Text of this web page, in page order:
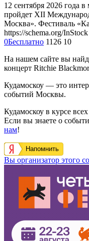
12 сентября 2026 года
пройдет XII
Москва». Фестиваль
https://schema.org/InStock
0Бесплатно 1126 10
На нашем сайте вы
концерт Ritchie
Кудамоскоу — это
событий Москвы.
Кудамоскоу в курсе
Если вы знаете о
нам!
Напомнить
Вы организатор этого